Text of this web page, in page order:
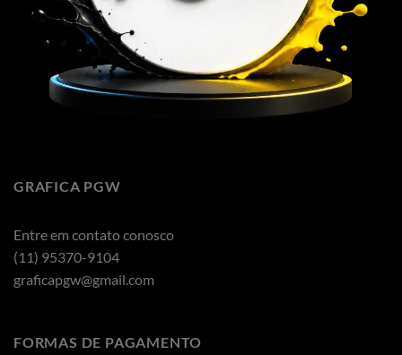
GRAFICA PGW
Entre em contato conosco
(11) 95370-9104
graficapgw@gmail.com
FORMAS DE PAGAMENTO